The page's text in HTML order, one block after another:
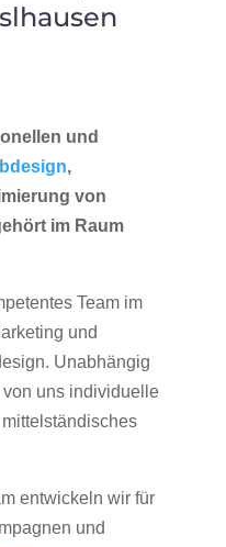
und
,
von
im Raum
Team im
und
Unabhängig
uns individuelle
entwickeln wir für
und